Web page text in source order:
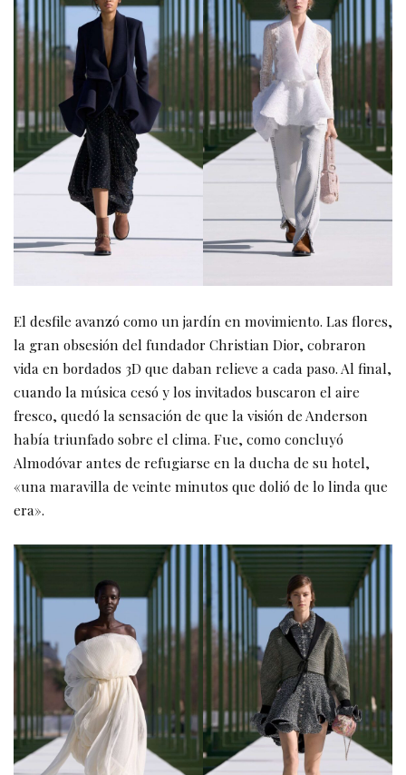
El desfile avanzó como un jardín en movimiento. Las flores,
la gran obsesión del fundador Christian Dior, cobraron
vida en bordados 3D que daban relieve a cada paso. Al final,
cuando la música cesó y los invitados buscaron el aire
fresco, quedó la sensación de que la visión de Anderson
había triunfado sobre el clima. Fue, como concluyó
Almodóvar antes de refugiarse en la ducha de su hotel,
«una maravilla de veinte minutos que dolió de lo linda que
era».